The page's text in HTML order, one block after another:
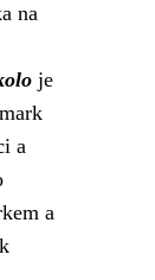
na
je
a
a